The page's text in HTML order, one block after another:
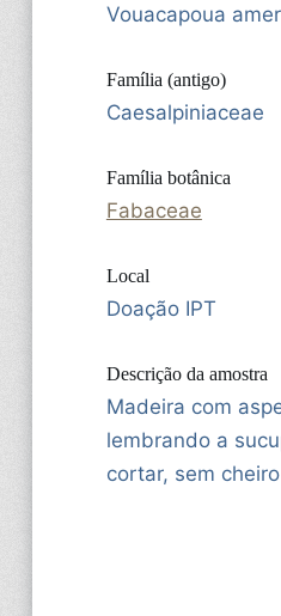
Vouacapoua
Família (antigo)
Caesalpiniaceae
Família botânica
Fabaceae
Local
Doação IPT
Descrição da amostra
Madeira com
lembrando a
cortar, sem